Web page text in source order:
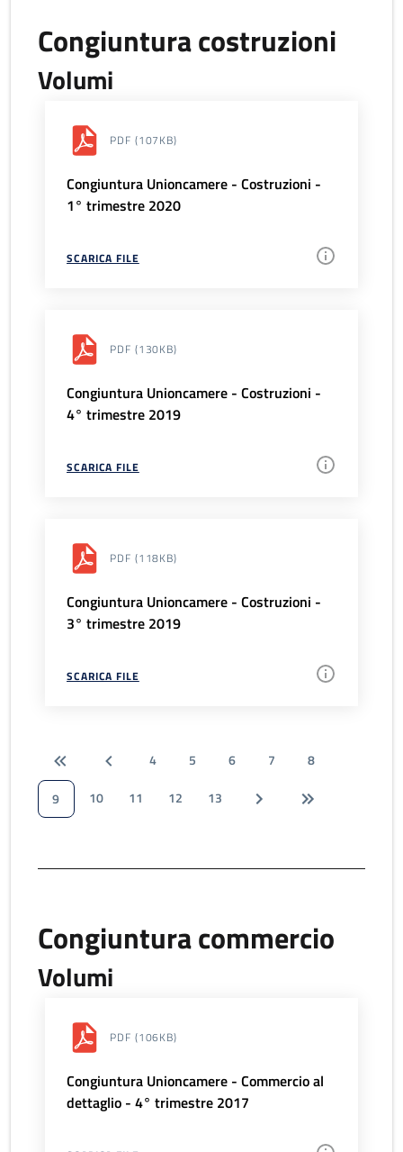
Congiuntura costruzioni
Volumi
PDF (107KB)
Congiuntura Unioncamere - Costruzioni -
1° trimestre 2020
SCARICA FILE
PDF (130KB)
Congiuntura Unioncamere - Costruzioni -
4° trimestre 2019
SCARICA FILE
PDF (118KB)
Congiuntura Unioncamere - Costruzioni -
3° trimestre 2019
SCARICA FILE
4 5 6 7
8
9
10 11 12 13
Congiuntura commercio
Volumi
PDF (106KB)
Congiuntura Unioncamere - Commercio al
dettaglio - 4° trimestre 2017